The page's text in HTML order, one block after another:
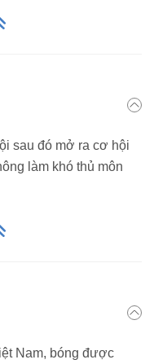
sau đó mở ra cơ hội
làm khó thủ môn
Nam, bóng được